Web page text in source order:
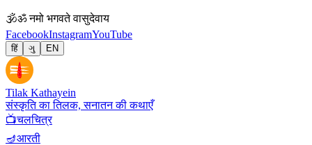
🕉ॐ नमो भगवते वासुदेवाय
FacebookInstagramYouTube
हिं ગુ EN
Tilak Kathayein
संस्कृति का तिलक, सनातन की कथाएँ
📺चलचित्र
🪔आरती